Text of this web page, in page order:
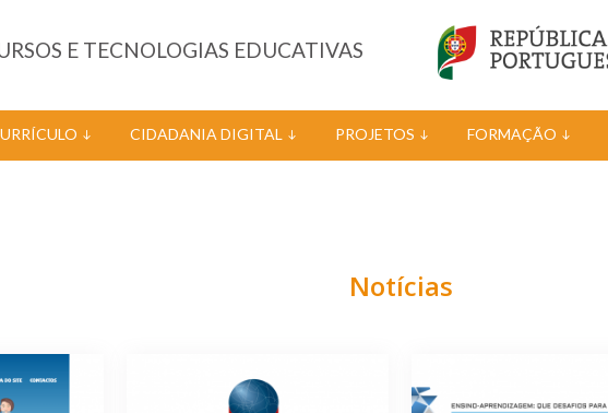
E TECNOLOGIAS EDUCATIVAS
CIDADANIA DIGITAL PROJETOS FORMAÇÃO
Notícias